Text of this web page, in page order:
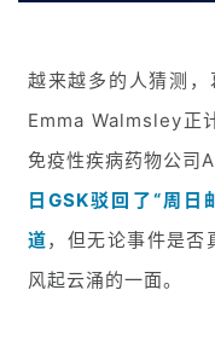
越来越多的人猜测，
Emma Walmsley正
免疫性疾病药物公
日GSK驳回了“周
道，但无论事件是
风起云涌的一面。